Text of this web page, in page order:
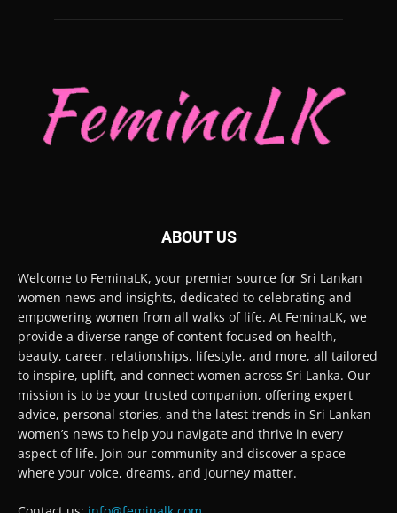
ABOUT US
Welcome to FeminaLK, your premier source for Sri Lankan
women news and insights, dedicated to celebrating and
empowering women from all walks of life. At FeminaLK, we
provide a diverse range of content focused on health,
beauty, career, relationships, lifestyle, and more, all tailored
to inspire, uplift, and connect women across Sri Lanka. Our
mission is to be your trusted companion, offering expert
advice, personal stories, and the latest trends in Sri Lankan
women’s news to help you navigate and thrive in every
aspect of life. Join our community and discover a space
where your voice, dreams, and journey matter.